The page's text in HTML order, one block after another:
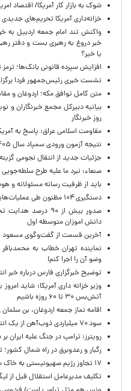
شوک به بازار کار آمریکا/ اقتصاد امریکا ۲۳ هزار شغل از دست
خزانه‌داری آمریکا تحریم‌های جدیدی
واکنش تند امام جمعه اردبیل
خبر دروغ به رهبری بست و دفتر
یا خیر؟
افزایش سپرده قانونی بانک‌ها؛
نشست خبری رئیس‌جمهور فردا
متن کامل توافق مکه؛ اردوغان و
بیانیه دبیرکل مجمع خبرنگاران
روز خبرنگار
مقاومت اسلامی عراق: پاسخ به
نتیجه آزمون ورودی سمپاد سال ۱۴۰۵ اعلام شد
جزئیات جدید از انتقال نجومی
صنعاء: نبرد ما علیه طرح
باید از ظرفیت رسانه مسئولانه و
دستگیری ۱۰۴ مظنون طی عملیات‌هایی علیه داعش در ترکیه
دانش اموزان متوسطه اول
آخرین قسمت از گفت‌وگوی
نماینده تهران خطاب به
وضو آن را اجرا کنم!
توضیح خبرگزاری فارس درباره
وزیر خزانه داری آمریکا: شاید
آتش‌بس ۳۰ تا ۶۰ روزه باشیم
اقامه نماز جمعه اردوغان، بن
سود ۷۰ میلیاردی ذوب‌آهن از یک انتقال عجیب
رویترز: ترامپ در جنگ علیه ایران بر سر ۲ راهی بدی گیر
رگبار و رعدوبرق در راه شمال
۱۷ تجاوز رژیم صهیونیستی به خاک سوریه در ۴۸ ساعت گذشته
تکلیف مدیرعامل استقلال قبل